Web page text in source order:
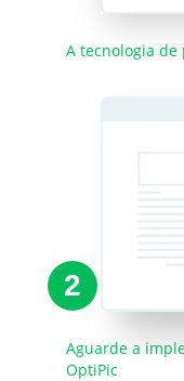
A tecnologia de
2
Aguarde a
OptiPic